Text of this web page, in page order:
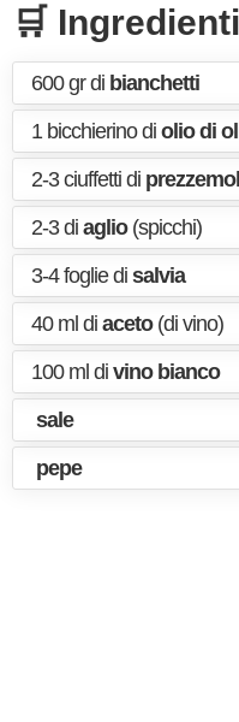
🛒
600 gr di bianchetti
1 bicchierino di olio di
2-3 ciuffetti di
2-3 di aglio(spicchi)
3-4 foglie di salvia
40 ml di aceto(di vino)
100 ml di vino bianco
sale
pepe